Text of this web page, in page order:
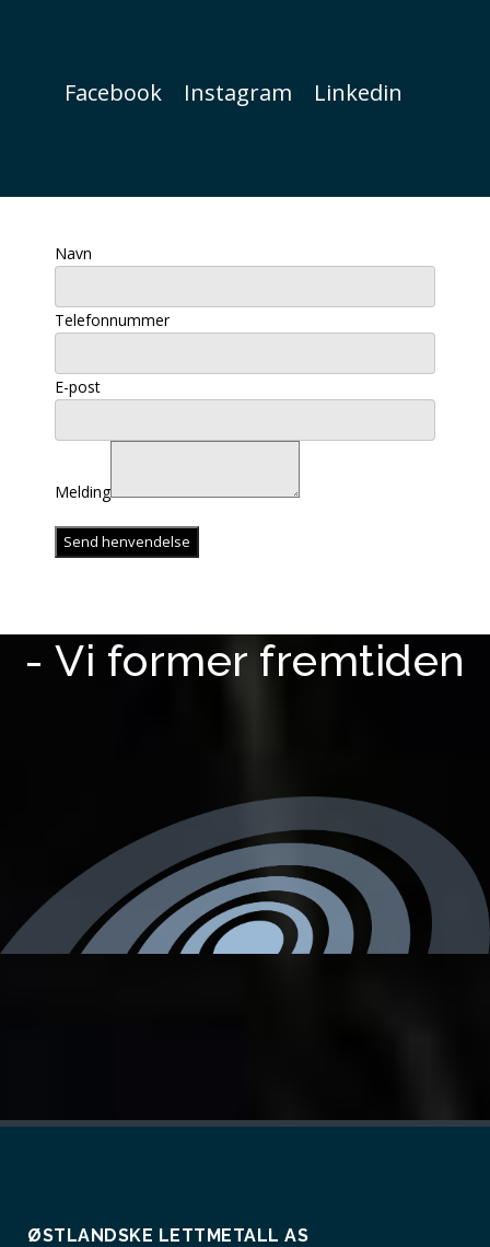
Facebook Instagram Linkedin
Navn
Telefonnummer
E-post
Melding
Send henvendelse
- Vi former fremtiden
ØSTLANDSKE LETTMETALL AS